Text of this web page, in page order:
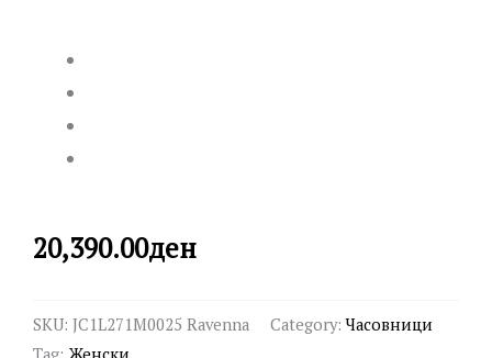
20,390.00ден
SKU: JC1L271M0025 Ravenna Category:Часовници